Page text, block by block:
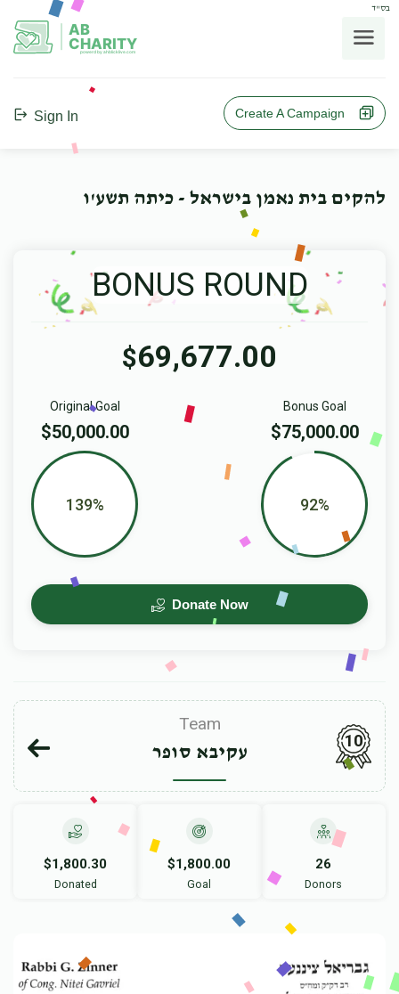
בס"ד
AB
CHARITY
powerd by ahblicklive.com
Sign In Create A Campaign
להקים בית נאמן בישראל - כיתה תשע'ו
BONUS ROUND
$69,677.00
Bonus Goal
$75,000.00
92%
Original Goal
$50,000.00
139%
Donate Now
Team
עקיבא סופר
10
$1,800.30
Donated
$1,800.00
Goal
26
Donors